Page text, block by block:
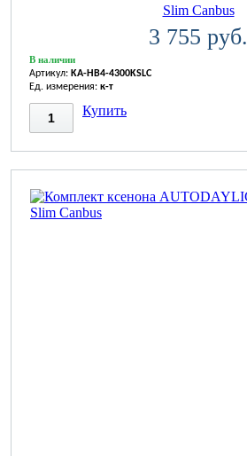
Slim Canbus
3 755 руб.
В наличии
Артикул: KA-HB4-4300KSLC
Ед. измерения: к-т
Купить